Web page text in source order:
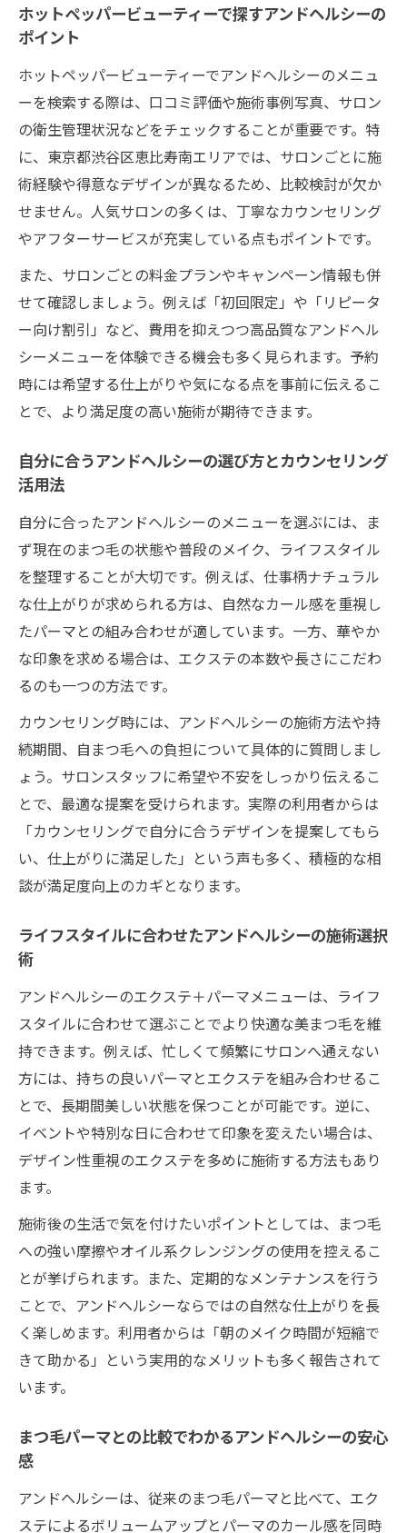
ホットペッパービューティーで探すアンドヘルシーの
ポイント
ホットペッパービューティーでアンドヘルシーのメニュ
ーを検索する際は、口コミ評価や施術事例写真、サロン
の衛生管理状況などをチェックすることが重要です。特
に、東京都渋谷区恵比寿南エリアでは、サロンごとに施
術経験や得意なデザインが異なるため、比較検討が欠か
せません。人気サロンの多くは、丁寧なカウンセリング
やアフターサービスが充実している点もポイントです。
また、サロンごとの料金プランやキャンペーン情報も併
せて確認しましょう。例えば「初回限定」や「リピータ
ー向け割引」など、費用を抑えつつ高品質なアンドヘル
シーメニューを体験できる機会も多く見られます。予約
時には希望する仕上がりや気になる点を事前に伝えるこ
とで、より満足度の高い施術が期待できます。
自分に合うアンドヘルシーの選び方とカウンセリング
活用法
自分に合ったアンドヘルシーのメニューを選ぶには、ま
ず現在のまつ毛の状態や普段のメイク、ライフスタイル
を整理することが大切です。例えば、仕事柄ナチュラル
な仕上がりが求められる方は、自然なカール感を重視し
たパーマとの組み合わせが適しています。一方、華やか
な印象を求める場合は、エクステの本数や長さにこだわ
るのも一つの方法です。
カウンセリング時には、アンドヘルシーの施術方法や持
続期間、自まつ毛への負担について具体的に質問しまし
ょう。サロンスタッフに希望や不安をしっかり伝えるこ
とで、最適な提案を受けられます。実際の利用者からは
「カウンセリングで自分に合うデザインを提案してもら
い、仕上がりに満足した」という声も多く、積極的な相
談が満足度向上のカギとなります。
ライフスタイルに合わせたアンドヘルシーの施術選択
術
アンドヘルシーのエクステ＋パーマメニューは、ライフ
スタイルに合わせて選ぶことでより快適な美まつ毛を維
持できます。例えば、忙しくて頻繁にサロンへ通えない
方には、持ちの良いパーマとエクステを組み合わせるこ
とで、長期間美しい状態を保つことが可能です。逆に、
イベントや特別な日に合わせて印象を変えたい場合は、
デザイン性重視のエクステを多めに施術する方法もあり
ます。
施術後の生活で気を付けたいポイントとしては、まつ毛
への強い摩擦やオイル系クレンジングの使用を控えるこ
とが挙げられます。また、定期的なメンテナンスを行う
ことで、アンドヘルシーならではの自然な仕上がりを長
く楽しめます。利用者からは「朝のメイク時間が短縮で
きて助かる」という実用的なメリットも多く報告されて
います。
まつ毛パーマとの比較でわかるアンドヘルシーの安心
感
アンドヘルシーは、従来のまつ毛パーマと比べて、エク
ステによるボリュームアップとパーマのカール感を同時